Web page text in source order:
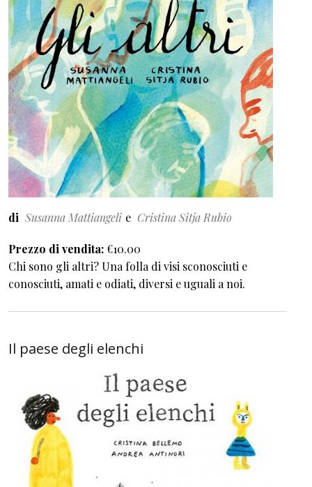
di Susanna Mattiangeli Cristina Sitja Rubio
Prezzo di vendita €10.00
Chi sono gli altri? Una folla di visi sconosciuti e
conosciuti, amati e odiati, diversi e uguali a noi.
Il paese degli elenchi